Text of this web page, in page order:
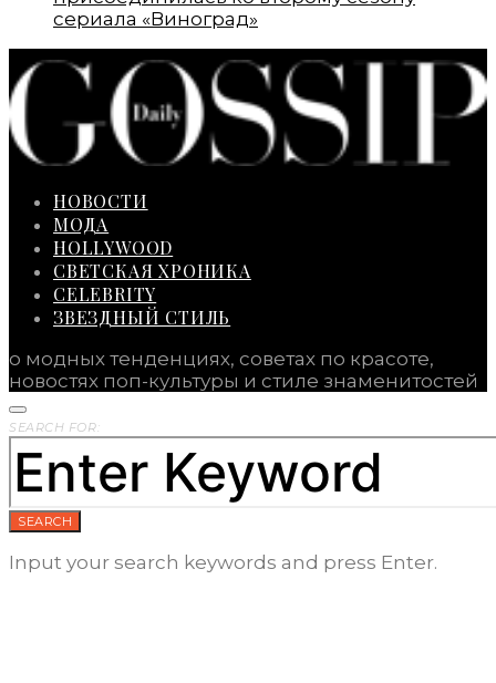
сериала «Виноград»
НОВОСТИ
МОДА
HOLLYWOOD
СВЕТСКАЯ ХРОНИКА
CELEBRITY
ЗВЕЗДНЫЙ СТИЛЬ
о модных тенденциях, советах по красоте,
новостях поп-культуры и стиле знаменитостей
SEARCH FOR:
SEARCH
Input your search keywords and press Enter.